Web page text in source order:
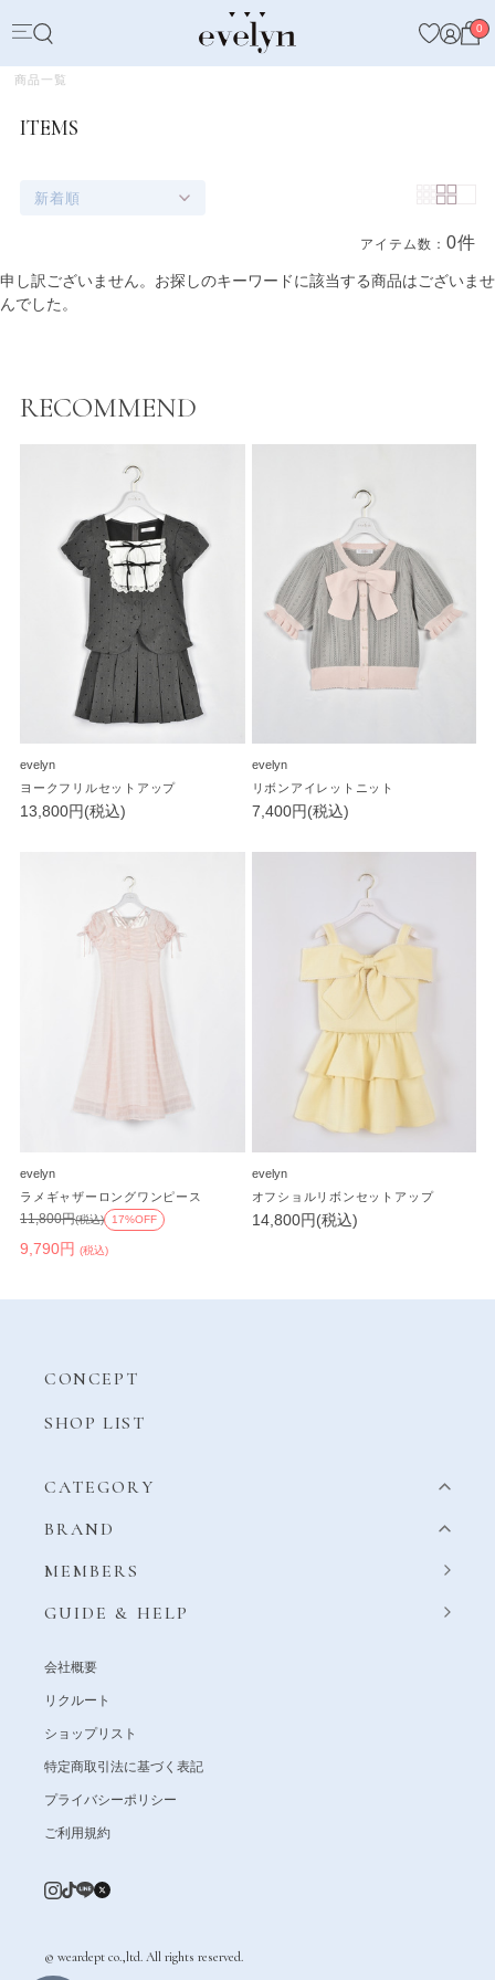
0
商品一覧
ITEMS
新着順
アイテム数：0件
商品一覧
申し訳ございません。お探しのキーワードに該当する商品はございませ
んでした。
RECOMMEND
evelyn
ヨークフリルセットアップ
13,800円(税込)
evelyn
リボンアイレットニット
7,400円(税込)
evelyn
ラメギャザーロングワンピース
9,790円 (税込)
11,800円(税込) 17%OFF
evelyn
オフショルリボンセットアップ
14,800円(税込)
CONCEPT
SHOP LIST
CATEGORY
BRAND
MEMBERS
GUIDE & HELP
会社概要
リクルート
ショップリスト
特定商取引法に基づく表記
プライバシーポリシー
ご利用規約
© weardept co.,ltd. All rights reserved.